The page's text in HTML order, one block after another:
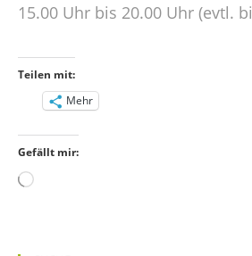
15.00 Uhr bis 20.00 Uhr (evtl.
Teilen mit:
Mehr
Gefällt mir:
Wird